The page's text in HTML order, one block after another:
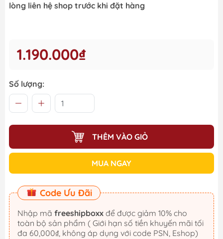
lòng liên hệ shop trước khi đặt hàng
1.190.000₫
Số lượng:
THÊM VÀO GIỎ
MUA NGAY
Code Ưu Đãi
Nhập mã freeshipboxx
toàn bộ sản phẩm ( Giới hạn số tiền khuyến mãi tối
đa 60,000₫, không áp dụng với code PSN, Eshop)